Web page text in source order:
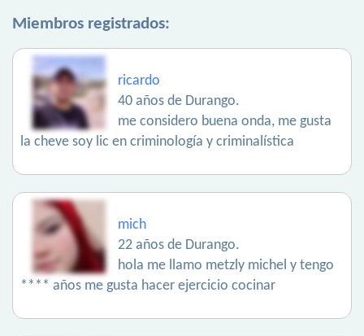
Miembros registrados:
ricardo
40 años de Durango.
me considero buena onda, me gusta
la cheve soy lic en criminología y criminalística
mich
22 años de Durango.
hola me llamo metzly michel y tengo
**** años me gusta hacer ejercicio cocinar